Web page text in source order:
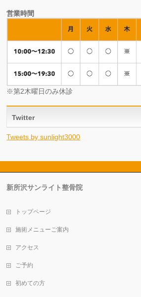
営業時間
※第2木曜日のみ休診
Twitter
Tweets by sunlight3000
新所沢サンライト整骨院
トップページ
施術メニューご案内
アクセス
ご予約
初めての方